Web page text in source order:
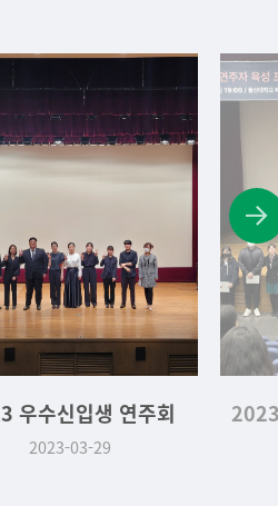
우수신입생 연주회
2023-03-29